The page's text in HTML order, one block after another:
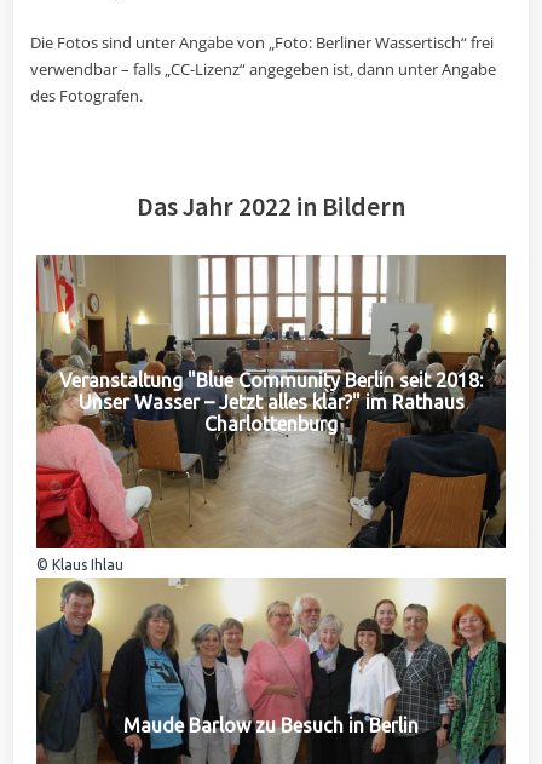
Die Fotos sind unter Angabe von „Foto: Berliner Wassertisch“ frei
verwendbar – falls „CC-Lizenz“ angegeben ist, dann unter Angabe
des Fotografen.
Das Jahr 2022 in Bildern
Veranstaltung "Blue Community Berlin seit 2018:
Unser Wasser – Jetzt alles klar?" im Rathaus
Charlottenburg
© Klaus Ihlau
Maude Barlow zu Besuch in Berlin